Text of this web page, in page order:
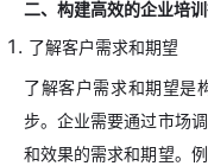
二、构建高效的企业培
了解客户需求和期望
了解客户需求和期望
步。企业需要通过市场
和效果的需求和期望。